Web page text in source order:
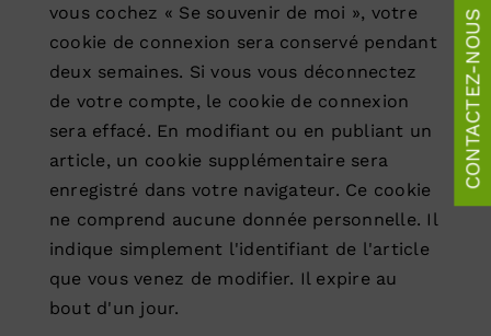
vous cochez « Se souvenir de moi », votre
cookie de connexion sera conservé pendant
deux semaines. Si vous vous déconnectez
de votre compte, le cookie de connexion
sera effacé. En modifiant ou en publiant un
article, un cookie supplémentaire sera
enregistré dans votre navigateur. Ce cookie
ne comprend aucune donnée personnelle. Il
indique simplement l'identifiant de l'article
que vous venez de modifier. Il expire au
bout d'un jour.
CONTACTEZ-NOUS